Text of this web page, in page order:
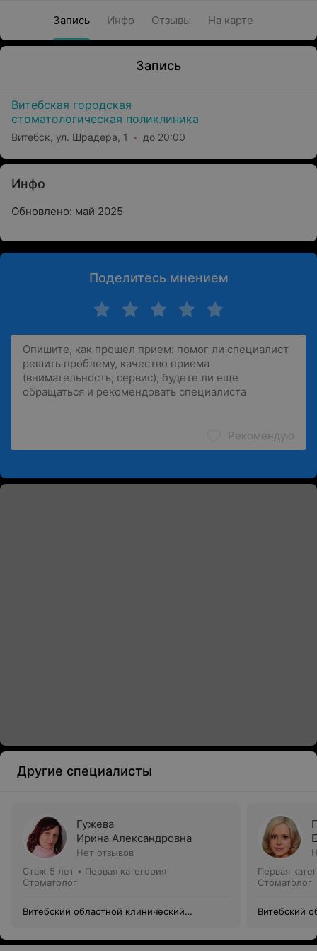
Запись Инфо Отзывы На карте
Запись
Витебская городская
стоматологическая поликлиника
Витебск, ул. Шрадера, 1 до 20:00
Инфо
Обновлено: май 2025
Поделитесь мнением
Рекомендую
Другие специалисты
Гужева
Ирина Александровна
Нет отзывов
Стаж 5 лет • Первая категория
Стоматолог
Витебский областной клинический
Первая
Стоматолог
Витебский